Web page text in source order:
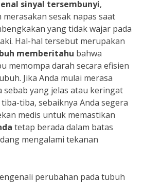
sinyal tersembunyi,
sesak napas saat
yang tidak wajar pada
Hal-hal tersebut merupakan
memberitahu bahwa
memompa darah secara efisien
Jika Anda mulai merasa
yang jelas atau keringat
tiba, sebaiknya Anda segera
medis untuk memastikan
tetap berada dalam batas
mengalami tekanan
perubahan pada tubuh